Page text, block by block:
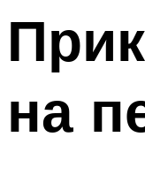
на